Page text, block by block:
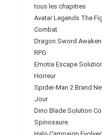
tous les chapitres
Avatar Legends The
Combat
Dragon Sword
RPG
Emotia Escape
Horreur
Spider-Man 2 Brand
Jour
Dino Blade Solution
Spinosaure